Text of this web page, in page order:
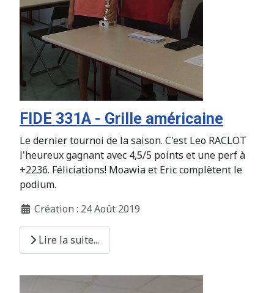
FIDE 331A - Grille américaine
Le dernier tournoi de la saison. C'est Leo RACLOT
l'heureux gagnant avec 4,5/5 points et une perf à
+2236. Féliciations! Moawia et Eric complètent le
podium.
Création : 24 Août 2019
Lire la suite...